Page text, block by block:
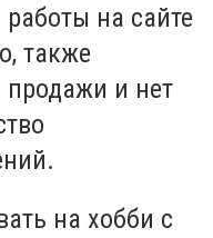
на сайте
также
продажи и нет
на хобби с